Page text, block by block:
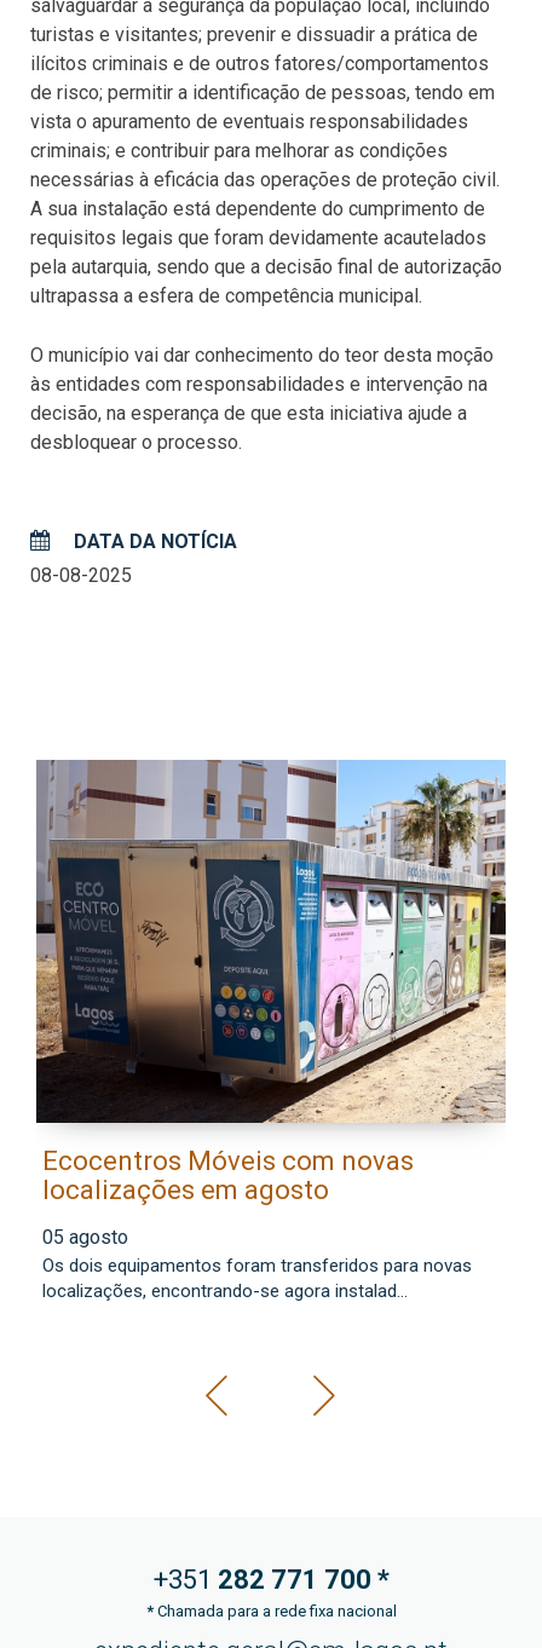
salvaguardar a segurança da população local, incluindo
turistas e visitantes; prevenir e dissuadir a prática de
ilícitos criminais e de outros fatores/comportamentos
de risco; permitir a identificação de pessoas, tendo em
vista o apuramento de eventuais responsabilidades
criminais; e contribuir para melhorar as condições
necessárias à eficácia das operações de proteção civil.
A sua instalação está dependente do cumprimento de
requisitos legais que foram devidamente acautelados
pela autarquia, sendo que a decisão final de autorização
ultrapassa a esfera de competência municipal.
O município vai dar conhecimento do teor desta moção
às entidades com responsabilidades e intervenção na
decisão, na esperança de que esta iniciativa ajude a
desbloquear o processo.
DATA DA NOTÍCIA
08-08-2025
Ecocentros Móveis com novas
localizações em agosto
05 agosto
Os dois equipamentos foram transferidos para novas
localizações, encontrando-se agora instalad...
+351 282 771 700 *
*Chamada para a rede fixa nacional